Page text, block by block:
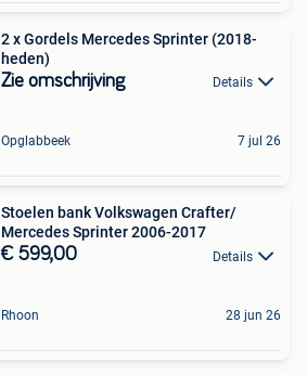
2 x Gordels Mercedes Sprinter (2018-
heden)
Zie omschrijving Details
Opglabbeek 7 jul 26
Stoelen bank Volkswagen Crafter/
Mercedes Sprinter 2006-2017
€ 599,00 Details
Rhoon 28 jun 26